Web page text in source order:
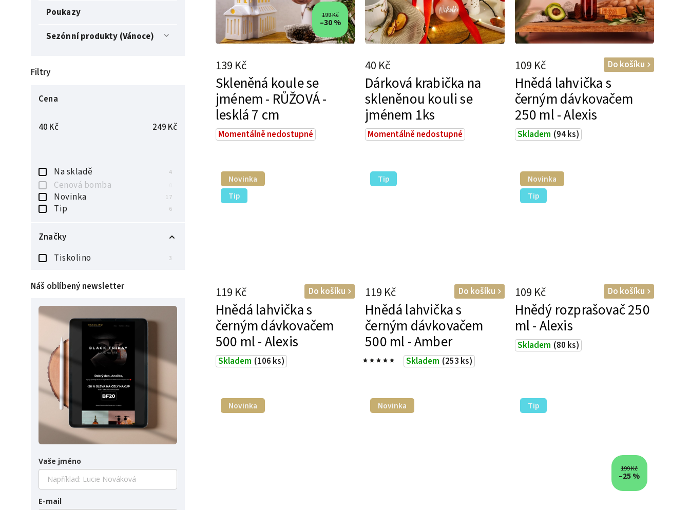
Poukazy
Sezónní produkty (Vánoce)
Filtry
Cena
40 Kč 249 Kč
Na skladě 4
Cenová bomba
Novinka 17
Tip 6
Značky
Tiskolino
3
Náš oblíbený newsletter
Vaše jméno
E-mail
199 Kč
–30 %
Skleněná koule se
jménem - RŮŽOVÁ -
lesklá 7 cm
Momentálně nedostupné
139 Kč
Dárková krabička na
skleněnou kouli se
jménem 1ks
Momentálně nedostupné
40 Kč
Hnědá lahvička s
černým dávkovačem
250 ml - Alexis
Skladem (94 ks)
109 Kč Do košíku
Novinka
Tip
Hnědá lahvička s
černým dávkovačem
500 ml - Alexis
Skladem (106 ks)
119 Kč Do košíku
Tip
Hnědá lahvička s
černým dávkovačem
500 ml - Amber
Skladem (253 ks)
119 Kč Do košíku
Novinka
Tip
Hnědý rozprašovač 250
ml - Alexis
Skladem (80 ks)
109 Kč Do košíku
Novinka Novinka Tip
199 Kč
–25 %